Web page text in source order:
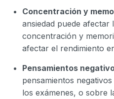
Concentración y
ansiedad puede afectar
concentración y
afectar el rendimiento
Pensamientos
pensamientos
los exámenes, o sobre